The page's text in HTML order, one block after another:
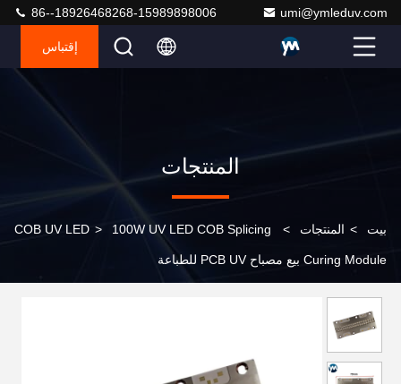
umi@ymleduv.com
86--18926468268-15989898006
إقتباس
المنتجات
بيت > المنتجات >
COB UV LED > 100W UV LED COB Splicing
Curing Module بيع مصباح PCB UV للطباعة